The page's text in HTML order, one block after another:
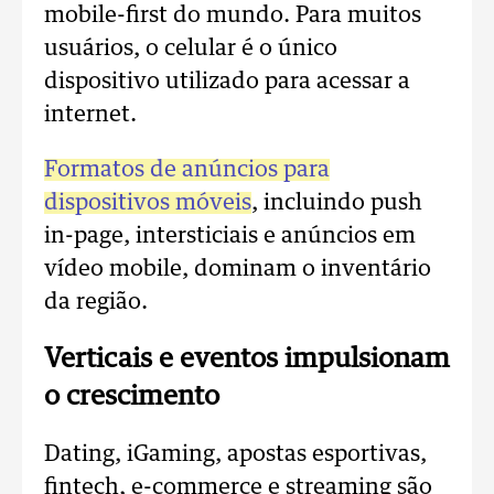
mobile-first do mundo. Para muitos
usuários, o celular é o único
dispositivo utilizado para acessar a
internet.
Formatos de anúncios para
dispositivos móveis, incluindo push
in-page, intersticiais e anúncios em
vídeo mobile, dominam o inventário
da região.
Verticais e eventos impulsionam
o crescimento
Dating, iGaming, apostas esportivas,
fintech, e-commerce e streaming são